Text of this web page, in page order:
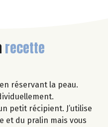
recette
réservant la peau.
petit récipient. J’utilise
et du pralin mais vous